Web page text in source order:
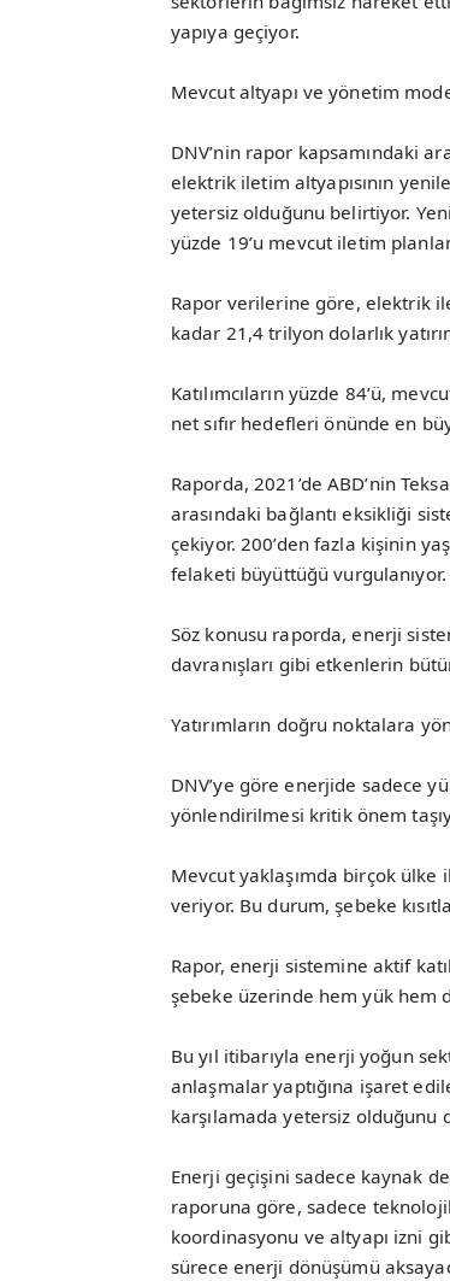
yapıya geçiyor.
Mevcut altyapı ve yönetim
DNV’nin rapor kapsamındaki
elektrik iletim altyapısının
yetersiz olduğunu belirtiyor.
yüzde 19’u mevcut iletim
Rapor verilerine göre, elektrik
kadar 21,4 trilyon dolarlık
Katılımcıların yüzde 84’ü,
net sıfır hedefleri önünde en
Raporda, 2021’de ABD’nin
arasındaki bağlantı eksikliği
çekiyor. 200’den fazla kişinin
felaketi büyüttüğü vurgulanıyor.
Söz konusu raporda, enerji
davranışları gibi etkenlerin
Yatırımların doğru noktalara
DNV’ye göre enerjide sadece
yönlendirilmesi kritik önem
Mevcut yaklaşımda birçok
veriyor. Bu durum, şebeke
Rapor, enerji sistemine aktif
şebeke üzerinde hem yük hem
Bu yıl itibarıyla enerji yoğun
anlaşmalar yaptığına işaret
karşılamada yetersiz olduğunu
Enerji geçişini sadece kaynak
raporuna göre, sadece
koordinasyonu ve altyapı izni
sürece enerji dönüşümü